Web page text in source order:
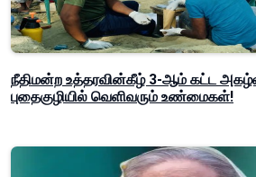
நீதிமன்ற உத்தரவின்கீழ் 3-ஆம் கட்ட
புதைகுழியில் வெளிவரும் உண்மைகள்!